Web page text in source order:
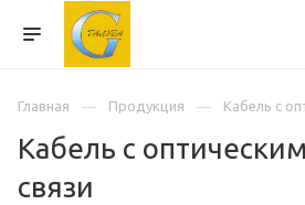
Главная Продукция Кабель с
Кабель с
связи